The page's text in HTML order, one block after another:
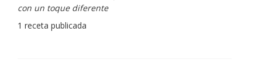
con un toque diferente
1 receta publicada